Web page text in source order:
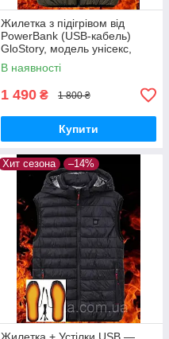
Жилетка з підігрівом від
PowerBank (USB-кабель)
GloStory, модель унісекс,
розмір М-Л
В наявності
1 490 ₴ 1 800 ₴
Купити
Хит сезона –14%